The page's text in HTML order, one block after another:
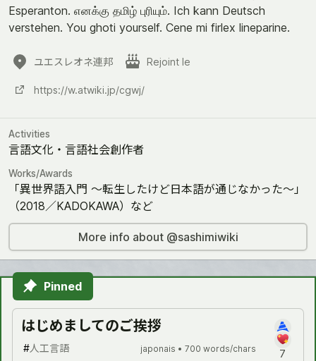
Esperanton. எனக்கு தமிழ் புரியும். Ich kann Deutsch
verstehen. You ghoti yourself. Cene mi firlex lineparine.
ユエスレオネ連邦 Rejoint le
https://w.atwiki.jp/cgwj/
Activities
言語文化・言語社会創作者
Works/Awards
「異世界語入門 ～転生したけど日本語が通じなかった～」
（2018／KADOKAWA）など
More info about @sashimiwiki
Pinned
はじめましてのご挨拶
#人工言語 japonais • 700 words/chars 7